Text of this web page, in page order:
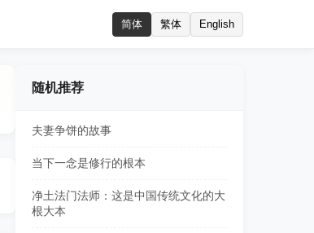
简体 繁体 English
随机推荐
夫妻争饼的故事
当下一念是修行的根本
净土法门法师：这是中国传统文化的大
根大本